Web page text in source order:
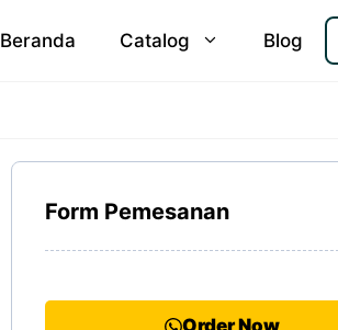
Beranda Catalog Blog
Form Pemesanan
Order Now